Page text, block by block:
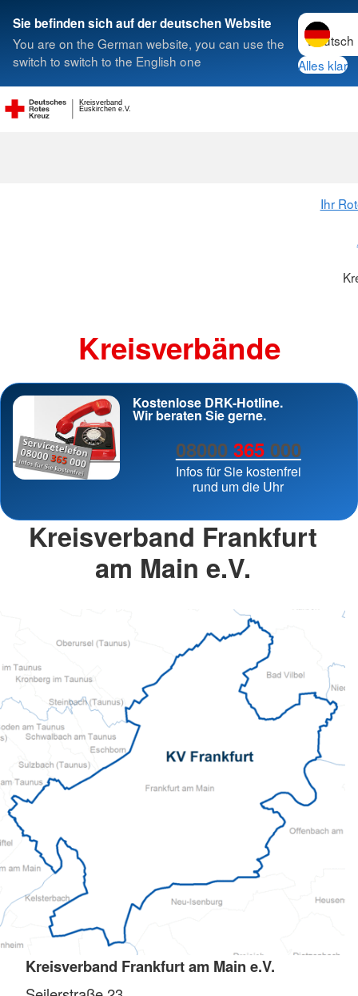
Sie befinden sich auf der deutschen Website
You are on the German website, you can use the
switch to switch to the English one
Sprache
Alles klar
Euskirchen e.V.
Kreisverband
Suche
Ihr
Kreisverbände
Kostenlose DRK-Hotline.
Wir beraten Sie gerne.
08000 365000
Infos für Sie kostenfrei
rund um die Uhr
Kreisverband Frankfurt
am Main e.V.
Kreisverband Frankfurt am Main e.V.